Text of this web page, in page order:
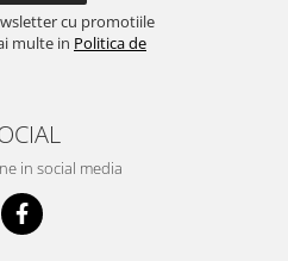
cu promotiile
multe in Politica de
in social media